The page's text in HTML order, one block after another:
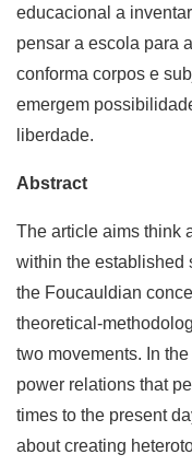
educacional a
pensar a escola para
conforma corpos e
emergem
liberdade.
Abstract
The article aims think
within the established
the Foucauldian
theoretical-
two movements. In
power relations that
times to the present
about creating